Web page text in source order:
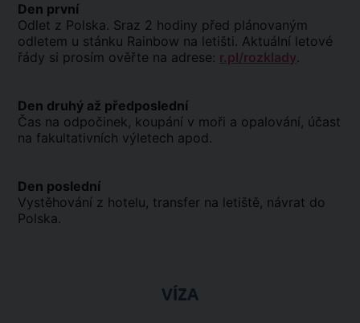
Den první
Odlet z Polska. Sraz 2 hodiny před plánovaným
odletem u stánku Rainbow na letišti. Aktuální letové
řády si prosím ověřte na adrese: r.pl/rozklady.
Den druhý až předposlední
Čas na odpočinek, koupání v moři a opalování, účast
na fakultativních výletech apod.
Den poslední
Vystěhování z hotelu, transfer na letiště, návrat do
Polska.
VÍZA